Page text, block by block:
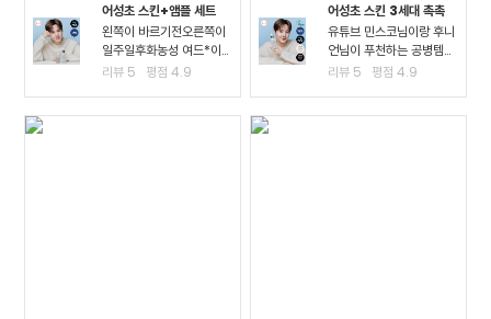
어성초 스킨+앰플 세트
왼쪽이 바르기전오른쪽이
일주일후화농성 여드*이
진짜 많이 진정되고 여드*
리뷰 5 평점4.9
어성초 스킨 3세대 촉촉
유튜브 민스코님이랑 후니
언님이 푸천하는 공병템이
라서 큰 맘먹고 샀는데요!!
리뷰 5 평점4.9